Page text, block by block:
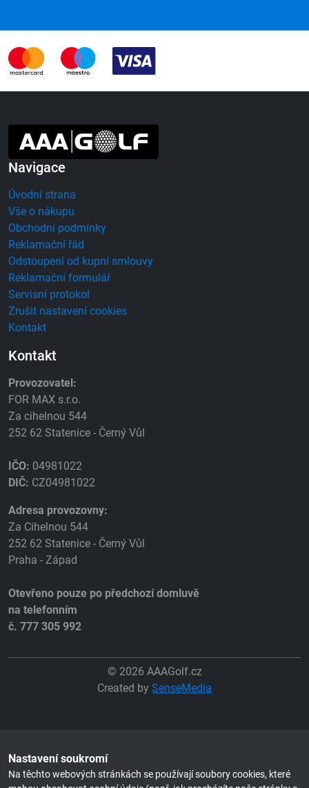
Navigace
Úvodní strana
Vše o nákupu
Obchodní podmínky
Reklamační řád
Odstoupení od kupní smlouvy
Reklamační formulář
Servisní protokol
Zrušit nastavení cookies
Kontakt
Kontakt
Provozovatel:
FOR MAX s.r.o.
Za cihelnou 544
252 62 Statenice - Černý Vůl
IČO: 04981022
DIČ: CZ04981022
Adresa provozovny:
Za Cihelnou 544
252 62 Statenice - Černý Vůl
Praha - Západ
Otevřeno pouze po předchozí domluvě
na telefonním
č. 777 305 992
© 2026 AAAGolf.cz
Created by SenseMedia
Nastavení soukromí
Na těchto webových stránkách se používají soubory cookies, které